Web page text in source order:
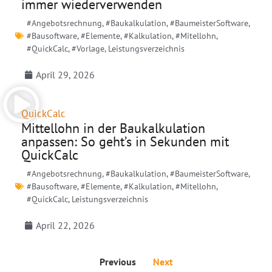
immer wiederverwenden
#Angebotsrechnung,#Baukalkulation,#BaumeisterSoftware,
#Bausoftware,#Elemente,#Kalkulation,#Mitellohn,
#QuickCalc,#Vorlage, Leistungsverzeichnis
April 29, 2026
QuickCalc
Mittellohn in der Baukalkulation
anpassen: So geht’s in Sekunden mit
QuickCalc
#Angebotsrechnung,#Baukalkulation,#BaumeisterSoftware,
#Bausoftware,#Elemente,#Kalkulation,#Mitellohn,
#QuickCalc, Leistungsverzeichnis
April 22, 2026
Previous Next